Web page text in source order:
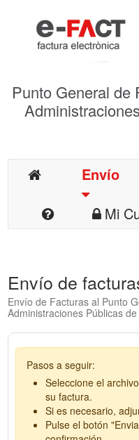
Punto General de
Envío
Mi
Envío de
Envío de Facturas al Punto
Administraciones Públicas
Pasos a seguir:
Seleccione el
su factura.
Si es necesario,
Pulse el botón